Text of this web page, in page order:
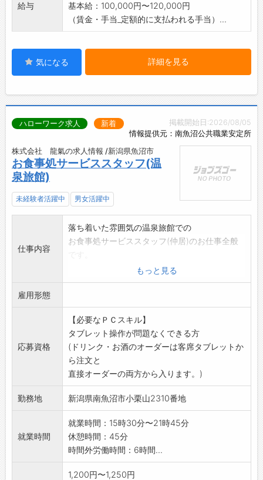
給与
基本給：100,000円〜120,000円
（賃金・手当_定額的に支払われる手当）...
気になる 詳細を見る
掲載開始日:2026/08/05
情報提供元：南魚沼公共職業安定所
ハローワーク求人 新着
株式会社 龍氣の求人情報 /新潟県魚沼市
お食事処サービススタッフ(温
泉旅館)
未経験者活躍中 男女活躍中
仕事内容
落ち着いた雰囲気の温泉旅館での
お食事処サービススタッフ(仲居)のお仕事全般
お食事会場での準備・配膳・ドリンクの提供、
お客様退室後の下げ膳・食器洗いなどもお願い
簡単な盛り付けや、惣菜の補助業務
(野菜の下処理、計量、パック詰めなど)もあり
ます。
特別な資格は不要で、家事の延長でできる内容
が多く、
元気なあいさつと笑顔という資格があれば未経
験の方も安心です。
※Wワーク・週末のみの勤務なども相談可。
もっと見る
雇用形態
応募資格
【必要なＰＣスキル】
タブレット操作が問題なくできる方
(ドリンク・お酒のオーダーは客席タブレットか
ら注文と
直接オーダーの両方から入ります。)
勤務地 新潟県南魚沼市小栗山2310番地
就業時間
就業時間：15時30分〜21時45分
休憩時間：45分
時間外労働時間：6時間...
1,200円〜1,250円